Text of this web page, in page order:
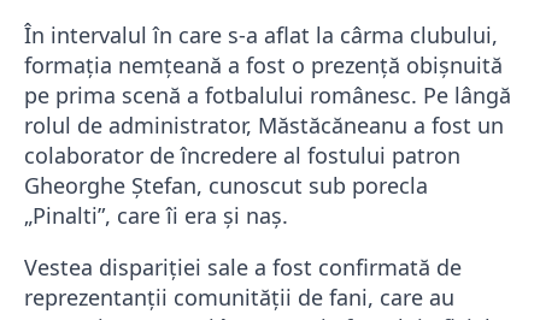
În intervalul în care s-a aflat la cârma clubului,
formația nemțeană a fost o prezență obișnuită
pe prima scenă a fotbalului românesc. Pe lângă
rolul de administrator, Măstăcăneanu a fost un
colaborator de încredere al fostului patron
Gheorghe Ștefan, cunoscut sub porecla
„Pinalti”, care îi era și naș.
Vestea dispariției sale a fost confirmată de
reprezentanții comunității de fani, care au